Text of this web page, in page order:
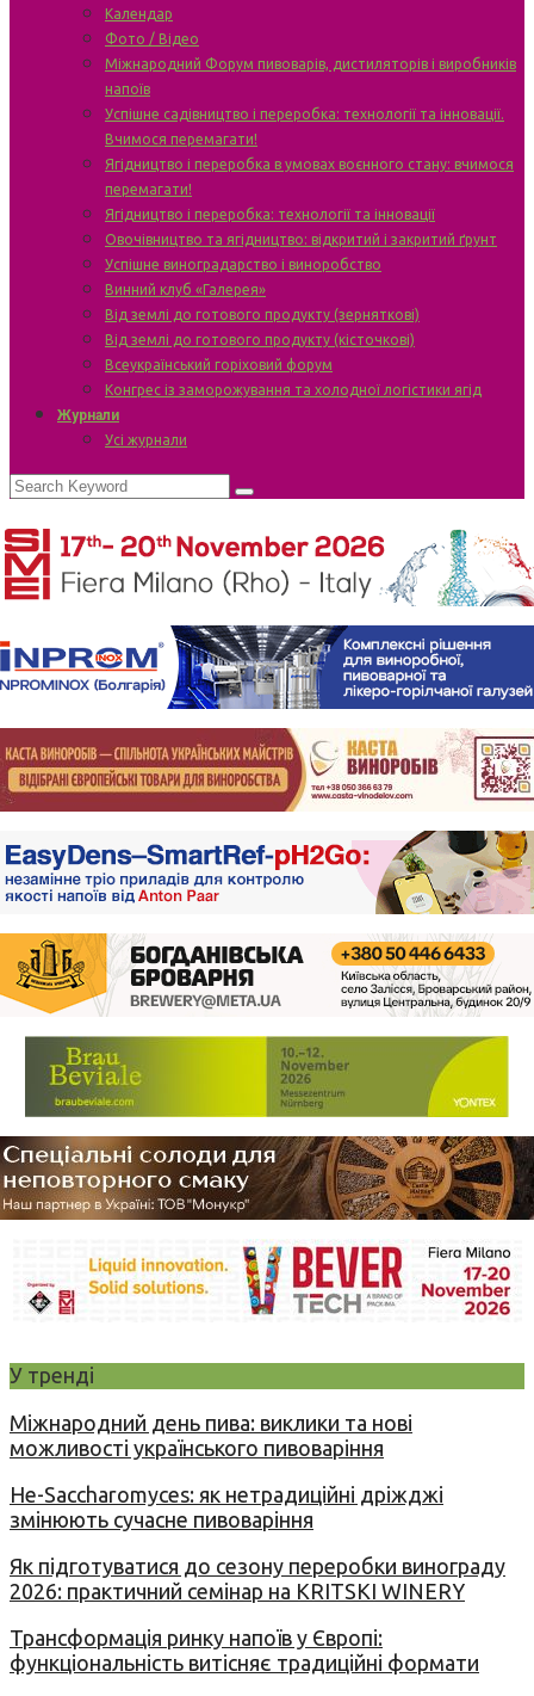
Календар
Фото / Відео
Міжнародний Форум пивоварів, дистиляторів і виробників
напоїв
Успішне садівництво і переробка: технології та інновації.
Вчимося перемагати!
Ягідництво і переробка в умовах воєнного стану: вчимося
перемагати!
Ягідництво і переробка: технології та інновації
Овочівництво та ягідництво: відкритий і закритий ґрунт
Успішне виноградарство і виноробство
Винний клуб «Галерея»
Від землі до готового продукту (зерняткові)
Від землі до готового продукту (кісточкові)
Всеукраїнський горіховий форум
Конгрес із заморожування та холодної логістики ягід
Журнали
Усі журнали
У тренді
Міжнародний день пива: виклики та нові
можливості українського пивоваріння
Не-Saccharomyces: як нетрадиційні дріжджі
змінюють сучасне пивоваріння
Як підготуватися до сезону переробки винограду
2026: практичний семінар на KRITSKI WINERY
Трансформація ринку напоїв у Європі:
функціональність витісняє традиційні формати